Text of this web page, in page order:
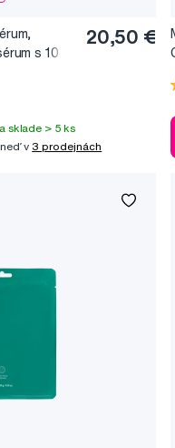
s 10
20,50 €
sklade > 5 ks
v 3 prodejnách